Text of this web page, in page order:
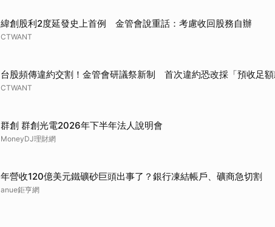
緯創股利2度延發史上首例 金管會說重話：考慮收回股務自辦
CTWANT
台股頻傳違約交割！金管會研議祭新制 首次違約恐改採「預收足
CTWANT
群創 群創光電2026年下半年法人說明會
MoneyDJ理財網
年營收120億美元鐵礦砂巨頭出事了？銀行凍結帳戶、礦商急切割
anue鉅亨網
取消